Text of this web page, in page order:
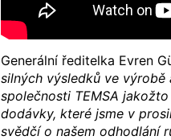
Generální ředitelka Evren
silných výsledků ve
společnosti TEMSA
dodávky, které jsme v
svědčí o našem odhodlání